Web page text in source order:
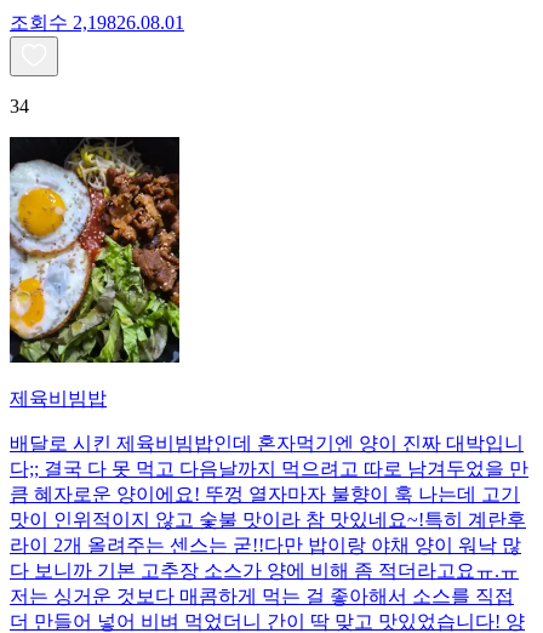
조회수 2,19826.08.01
34
제육비빔밥
배달로 시킨 제육비빔밥인데 혼자먹기엔 양이 진짜 대박입니
다;; 결국 다 못 먹고 다음날까지 먹으려고 따로 남겨두었을 만
큼 혜자로운 양이에요! 뚜껑 열자마자 불향이 훅 나는데 고기
맛이 인위적이지 않고 숯불 맛이라 참 맛있네요~!특히 계란후
라이 2개 올려주는 센스는 굳!! ​다만 밥이랑 야채 양이 워낙 많
다 보니까 기본 고추장 소스가 양에 비해 좀 적더라고요ㅠ.ㅠ
저는 싱거운 것보다 매콤하게 먹는 걸 좋아해서 소스를 직접
더 만들어 넣어 비벼 먹었더니 간이 딱 맞고 맛있었습니다! 양